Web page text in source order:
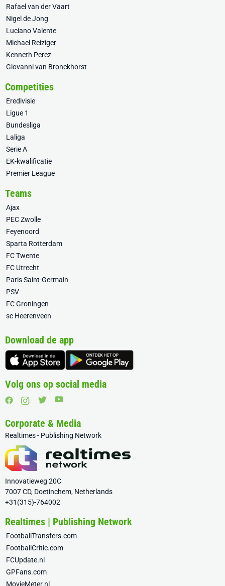
Rafael van der Vaart
Nigel de Jong
Luciano Valente
Michael Reiziger
Kenneth Perez
Giovanni van Bronckhorst
Competities
Eredivisie
Ligue 1
Bundesliga
Laliga
Serie A
EK-kwalificatie
Premier League
Teams
Ajax
PEC Zwolle
Feyenoord
Sparta Rotterdam
FC Twente
FC Utrecht
Paris Saint-Germain
PSV
FC Groningen
sc Heerenveen
Download de app
Volg ons op social media
Corporate & Media
Realtimes - Publishing Network
Innovatieweg 20C
7007 CD, Doetinchem, Netherlands
+31(315)-764002
Realtimes | Publishing Network
FootballTransfers.com
FootballCritic.com
FCUpdate.nl
GPFans.com
MovieMeter.nl